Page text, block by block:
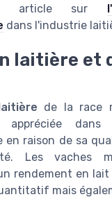
article sur
dans l'industrie
laitière et
de la race
appréciée
en raison de sa
Les vaches
rendement en
mais